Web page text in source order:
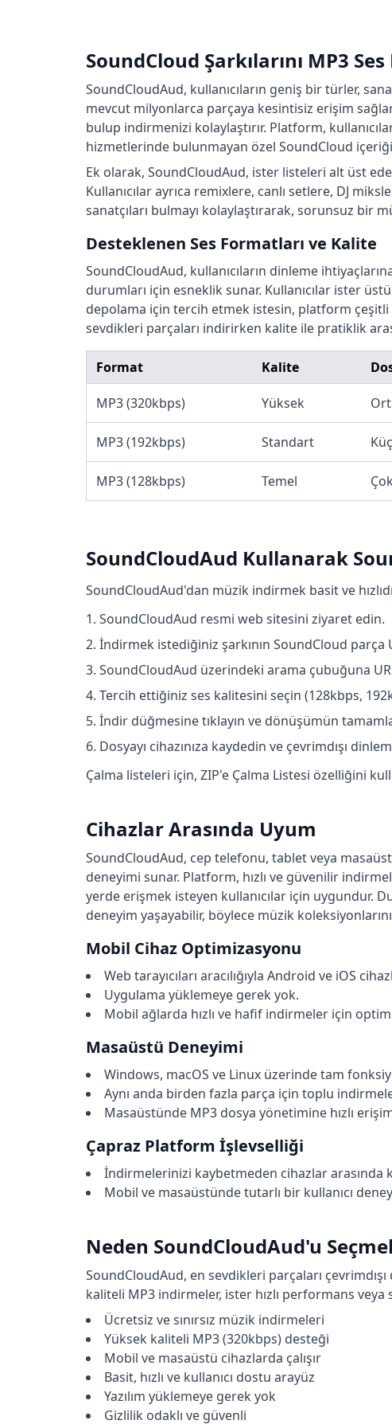
SoundCloud Şarkılarını MP3
SoundCloudAud, kullanıcıların geniş bir türler,
mevcut milyonlarca parçaya kesintisiz erişim
bulup indirmenizi kolaylaştırır. Platform,
hizmetlerinde bulunmayan özel SoundCloud
Ek olarak, SoundCloudAud, ister listeleri alt üst
Kullanıcılar ayrıca remixlere, canlı setlere, DJ
sanatçıları bulmayı kolaylaştırarak, sorunsuz bir
Desteklenen Ses Formatları ve Kalite
SoundCloudAud, kullanıcıların dinleme
durumları için esneklik sunar. Kullanıcılar ister
depolama için tercih etmek istesin, platform çeşitli
sevdikleri parçaları indirirken kalite ile pratiklik
Format Kalite
MP3 (320kbps) Yüksek
MP3 (192kbps) Standart
MP3 (128kbps) Temel
SoundCloudAud Kullanarak
SoundCloudAud'dan müzik indirmek basit ve
SoundCloudAud resmi web sitesini ziyaret edin.
İndirmek istediğiniz şarkının SoundCloud parça
SoundCloudAud üzerindeki arama çubuğuna
Tercih ettiğiniz ses kalitesini seçin (128kbps,
İndir düğmesine tıklayın ve dönüşümün
Dosyayı cihazınıza kaydedin ve çevrimdışı
Çalma listeleri için, ZIP'e Çalma Listesi özelliğini
Cihazlar Arasında Uyum
SoundCloudAud, cep telefonu, tablet veya
deneyimi sunar. Platform, hızlı ve güvenilir
yerde erişmek isteyen kullanıcılar için uygundur.
deneyim yaşayabilir, böylece müzik
Mobil Cihaz Optimizasyonu
Web tarayıcıları aracılığıyla Android ve iOS
Uygulama yüklemeye gerek yok.
Mobil ağlarda hızlı ve hafif indirmeler için
Masaüstü Deneyimi
Windows, macOS ve Linux üzerinde tam
Aynı anda birden fazla parça için toplu
Masaüstünde MP3 dosya yönetimine hızlı
Çapraz Platform İşlevselliği
İndirmelerinizi kaybetmeden cihazlar arasında
Mobil ve masaüstünde tutarlı bir kullanıcı
Neden SoundCloudAud'u
SoundCloudAud, en sevdikleri parçaları
kaliteli MP3 indirmeler, ister hızlı performans
Ücretsiz ve sınırsız müzik indirmeleri
Yüksek kaliteli MP3 (320kbps) desteği
Mobil ve masaüstü cihazlarda çalışır
Basit, hızlı ve kullanıcı dostu arayüz
Yazılım yüklemeye gerek yok
Gizlilik odaklı ve güvenli